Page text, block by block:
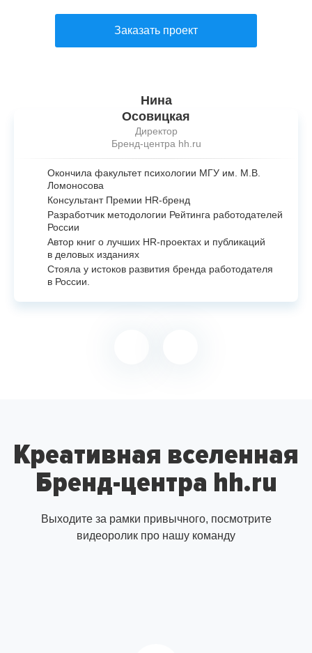
Заказать проект
Нина
Осовицкая
Директор
Бренд-центра hh.ru
Окончила факультет психологии МГУ им. М.В.
Ломоносова
Консультант Премии HR-бренд
Разработчик методологии Рейтинга работодателей
России
Автор книг о лучших HR-проектах и публикаций
в деловых изданиях
Стояла у истоков развития бренда работодателя
в России.
Креативная вселенная
Бренд-центра hh.ru
Выходите за рамки привычного, посмотрите
видеоролик про нашу команду